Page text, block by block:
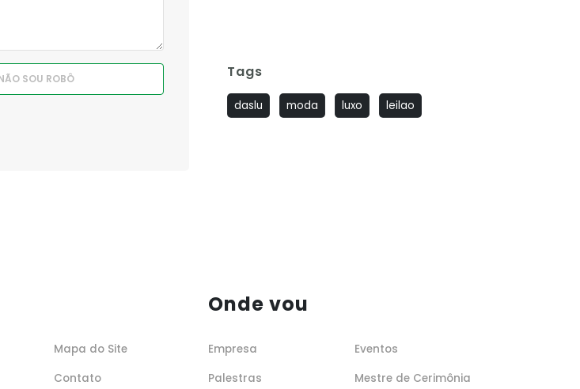
Tags
daslu moda luxo leilao
Mapa do Site
Contato
Onde vou
Empresa
Palestras
Eventos
Mestre de Cerimônia